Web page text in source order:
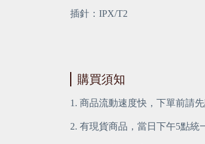
插針：IPX/T2
購買須知
1. 商品流動速度快，下單前請
2. 有現貨商品，當日下午5點統